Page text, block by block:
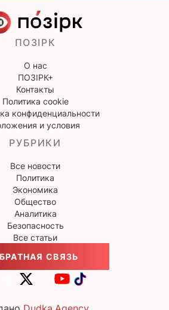
ПОЗІРК
О нас
ПОЗІРК+
Контакты
Политика cookie
конфиденциальности
и условия
РУБРИКИ
Все новости
Политика
Экономика
Общество
Аналитика
Безопасность
Все статьи
СВЯЗЬ